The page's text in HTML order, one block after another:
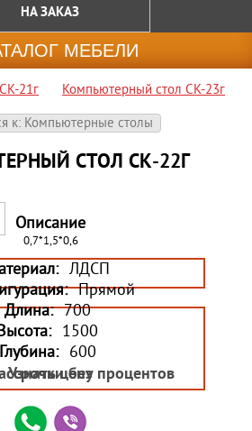
НА ЗАКАЗ
МЕБЕЛИ
21г
Компьютерный стол СК-23г
к: Компьютерные столы
СТОЛ СК-22Г
Описание
0,7*1,5*0,6
ЛДСП
Прямой
Длина: 700
1500
Глубина: 600
Узнать ценубез процентов